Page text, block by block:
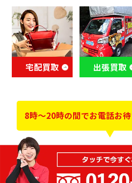
宅配買取 出張買取
8時～20時の間でお電話お待